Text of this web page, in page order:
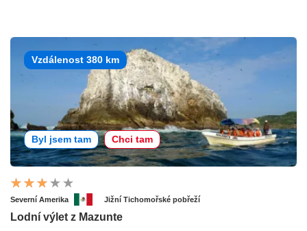
Vzdálenost 380 km
Byl jsem tam Chci tam
Severní Amerika Jižní Tichomořské pobřeží
Lodní výlet z Mazunte